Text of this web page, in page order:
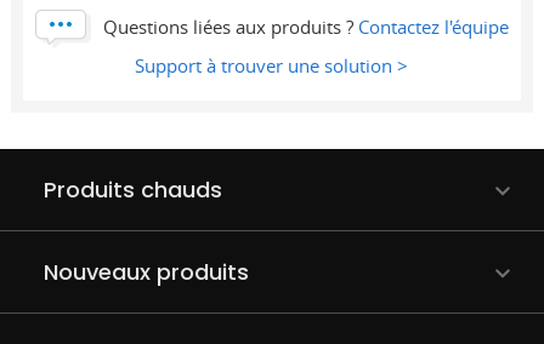
Questions liées aux produits ? Contactez l'équipe
Support à trouver une solution >
Produits chauds
Nouveaux produits